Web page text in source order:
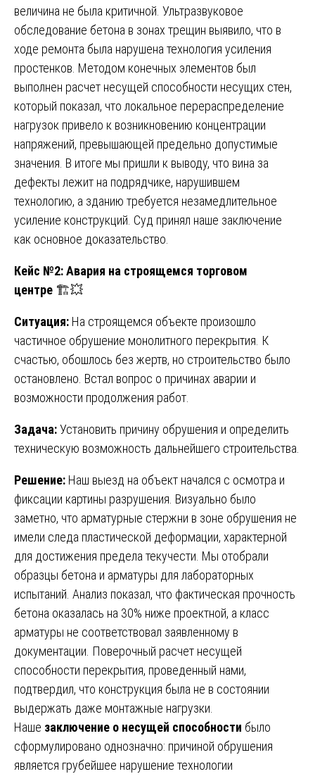
величина не была критичной. Ультразвуковое
обследование бетона в зонах трещин выявило, что в
ходе ремонта была нарушена технология усиления
простенков. Методом конечных элементов был
выполнен расчет несущей способности несущих стен,
который показал, что локальное перераспределение
нагрузок привело к возникновению концентрации
напряжений, превышающей предельно допустимые
значения. В итоге мы пришли к выводу, что вина за
дефекты лежит на подрядчике, нарушившем
технологию, а зданию требуется незамедлительное
усиление конструкций. Суд принял наше заключение
как основное доказательство.
Кейс №2: Авария на строящемся торговом
центре 🏗️💥
Ситуация: На строящемся объекте произошло
частичное обрушение монолитного перекрытия. К
счастью, обошлось без жертв, но строительство было
остановлено. Встал вопрос о причинах аварии и
возможности продолжения работ.
Задача:Установить причину обрушения и определить
техническую возможность дальнейшего строительства.
Решение: Наш выезд на объект начался с осмотра и
фиксации картины разрушения. Визуально было
заметно, что арматурные стержни в зоне обрушения не
имели следа пластической деформации, характерной
для достижения предела текучести. Мы отобрали
образцы бетона и арматуры для лабораторных
испытаний. Анализ показал, что фактическая прочность
бетона оказалась на 30% ниже проектной, а класс
арматуры не соответствовал заявленному в
документации. Поверочный расчет несущей
способности перекрытия, проведенный нами,
подтвердил, что конструкция была не в состоянии
выдержать даже монтажные нагрузки.
Наше заключение о несущей способности было
сформулировано однозначно: причиной обрушения
является грубейшее нарушение технологии